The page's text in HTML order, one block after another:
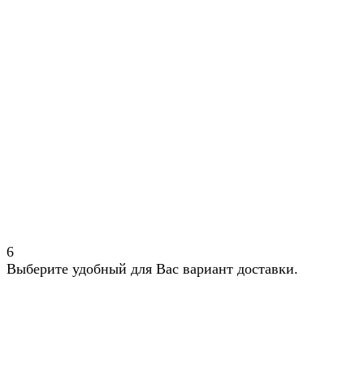
6
Выберите удобный для Вас вариант доставки.